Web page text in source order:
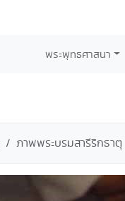
พระพุทธศาสนา
ภาพพระบรมสารีริกธา